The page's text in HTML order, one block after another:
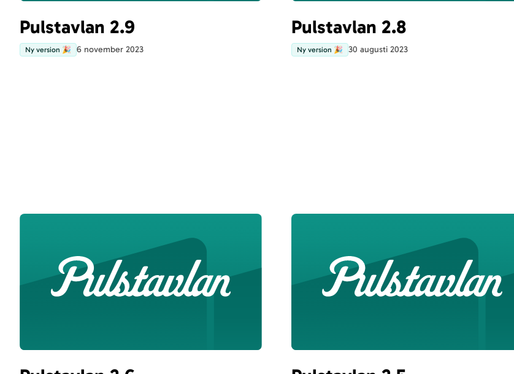
Pulstavlan 2.9
Ny version 🎉 6 november 2023
Pulstavlan 2.8
Ny version 🎉 30 augusti 2023